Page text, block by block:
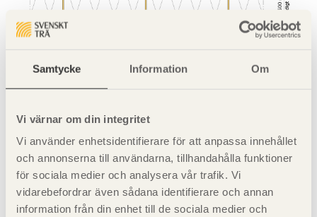
Samtycke Information Om
Vi värnar om din integritet
Vi använder enhetsidentifierare för att anpassa innehållet
och annonserna till användarna, tillhandahålla funktioner
för sociala medier och analysera vår trafik. Vi
vidarebefordrar även sådana identifierare och annan
information från din enhet till de sociala medier och
Bild 1. Tänk på att ha tillräckligt höga balkar när du designar ett
bjälklag med träreglar
Bjälklag – massivkonstruktioner
Ljudisoleringen hos massiva bjälklagsplattor (typ KL trä)
utan undertak och utan överbyggnader redovisas i
diagrammen 2 och 3 nedan. Luftljudsvärdena och